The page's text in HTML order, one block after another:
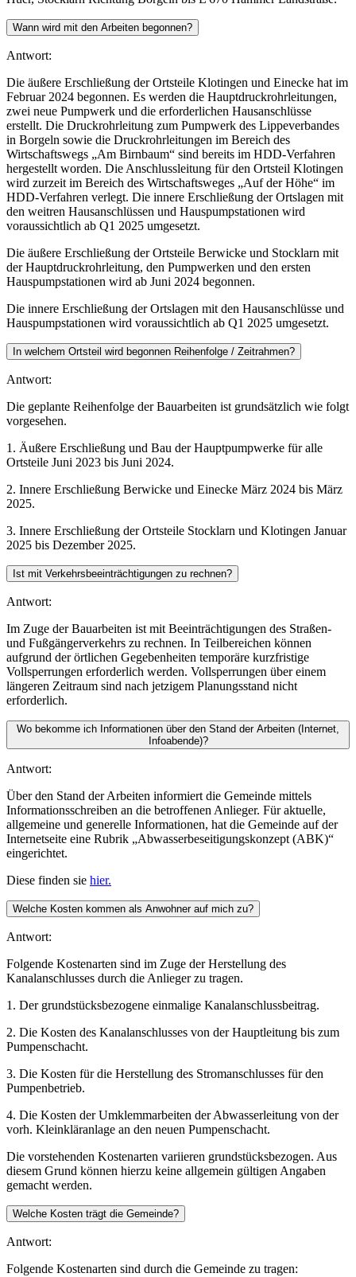
Wann wird mit den Arbeiten begonnen?
Antwort:
Die äußere Erschließung der Ortsteile Klotingen und Einecke hat im
Februar 2024 begonnen. Es werden die Hauptdruckrohrleitungen,
zwei neue Pumpwerk und die erforderlichen Hausanschlüsse
erstellt. Die Druckrohrleitung zum Pumpwerk des Lippeverbandes
in Borgeln sowie die Druckrohrleitungen im Bereich des
Wirtschaftswegs „Am Birnbaum“ sind bereits im HDD-Verfahren
hergestellt worden. Die Anschlussleitung für den Ortsteil Klotingen
wird zurzeit im Bereich des Wirtschaftsweges „Auf der Höhe“ im
HDD-Verfahren verlegt. Die innere Erschließung der Ortslagen mit
den weitren Hausanschlüssen und Hauspumpstationen wird
voraussichtlich ab Q1 2025 umgesetzt.
Die äußere Erschließung der Ortsteile Berwicke und Stocklarn mit
der Hauptdruckrohrleitung, den Pumpwerken und den ersten
Hauspumpstationen wird ab Juni 2024 begonnen.
Die innere Erschließung der Ortslagen mit den Hausanschlüsse und
Hauspumpstationen wird voraussichtlich ab Q1 2025 umgesetzt.
In welchem Ortsteil wird begonnen Reihenfolge / Zeitrahmen?
Antwort:
Die geplante Reihenfolge der Bauarbeiten ist grundsätzlich wie folgt
vorgesehen.
1. Äußere Erschließung und Bau der Hauptpumpwerke für alle
Ortsteile Juni 2023 bis Juni 2024.
2. Innere Erschließung Berwicke und Einecke März 2024 bis März
2025.
3. Innere Erschließung der Ortsteile Stocklarn und Klotingen Januar
2025 bis Dezember 2025.
Ist mit Verkehrsbeeinträchtigungen zu rechnen?
Antwort:
Im Zuge der Bauarbeiten ist mit Beeinträchtigungen des Straßen-
und Fußgängerverkehrs zu rechnen. In Teilbereichen können
aufgrund der örtlichen Gegebenheiten temporäre kurzfristige
Vollsperrungen erforderlich werden. Vollsperrungen über einem
längeren Zeitraum sind nach jetzigem Planungsstand nicht
erforderlich.
Wo bekomme ich Informationen über den Stand der Arbeiten (Internet,
Infoabende)?
Antwort:
Über den Stand der Arbeiten informiert die Gemeinde mittels
Informationsschreiben an die betroffenen Anlieger. Für aktuelle,
allgemeine und generelle Informationen, hat die Gemeinde auf der
Internetseite eine Rubrik „Abwasserbeseitigungskonzept (ABK)“
eingerichtet.
Diese finden sie hier.
Welche Kosten kommen als Anwohner auf mich zu?
Antwort:
Folgende Kostenarten sind im Zuge der Herstellung des
Kanalanschlusses durch die Anlieger zu tragen.
1. Der grundstücksbezogene einmalige Kanalanschlussbeitrag.
2. Die Kosten des Kanalanschlusses von der Hauptleitung bis zum
Pumpenschacht.
3. Die Kosten für die Herstellung des Stromanschlusses für den
Pumpenbetrieb.
4. Die Kosten der Umklemmarbeiten der Abwasserleitung von der
vorh. Kleinkläranlage an den neuen Pumpenschacht.
Die vorstehenden Kostenarten variieren grundstücksbezogen. Aus
diesem Grund können hierzu keine allgemein gültigen Angaben
gemacht werden.
Welche Kosten trägt die Gemeinde?
Antwort:
Folgende Kostenarten sind durch die Gemeinde zu tragen: